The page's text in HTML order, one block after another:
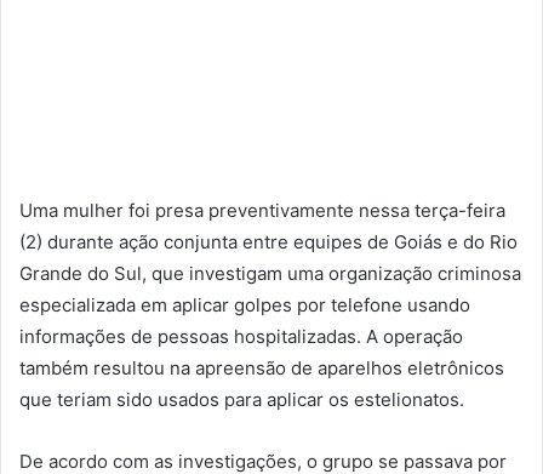
Uma mulher foi presa preventivamente nessa terça-feira
(2) durante ação conjunta entre equipes de Goiás e do Rio
Grande do Sul, que investigam uma organização criminosa
especializada em aplicar golpes por telefone usando
informações de pessoas hospitalizadas. A operação
também resultou na apreensão de aparelhos eletrônicos
que teriam sido usados para aplicar os estelionatos.
De acordo com as investigações, o grupo se passava por